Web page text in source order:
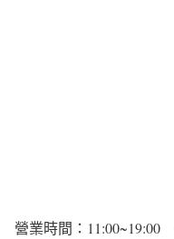
營業時間：11:00~19:00